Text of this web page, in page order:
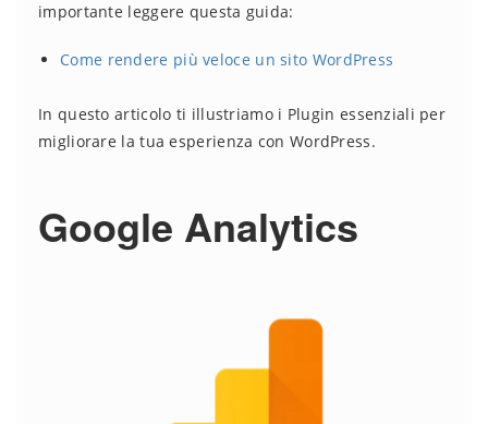
importante leggere questa guida:
Come rendere più veloce un sito WordPress
In questo articolo ti illustriamo i Plugin essenziali per
migliorare la tua esperienza con WordPress.
Google Analytics